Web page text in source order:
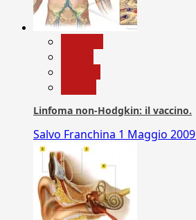
Linfoma non-Hodgkin: il vaccino.
Salvo Franchina 1 Maggio 2009